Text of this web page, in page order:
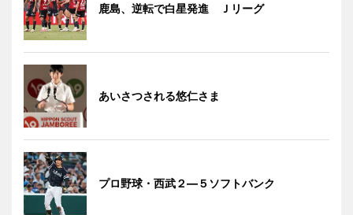
鹿島、逆転で白星発進 Ｊリーグ
あいさつされる悠仁さま
プロ野球・西武２―５ソフトバンク